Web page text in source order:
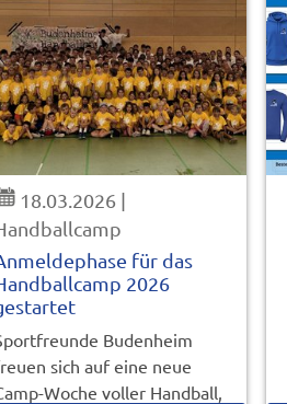
18.03.2026 |
für das
2026
Budenheim
sich auf eine neue
Woche voller Handball,